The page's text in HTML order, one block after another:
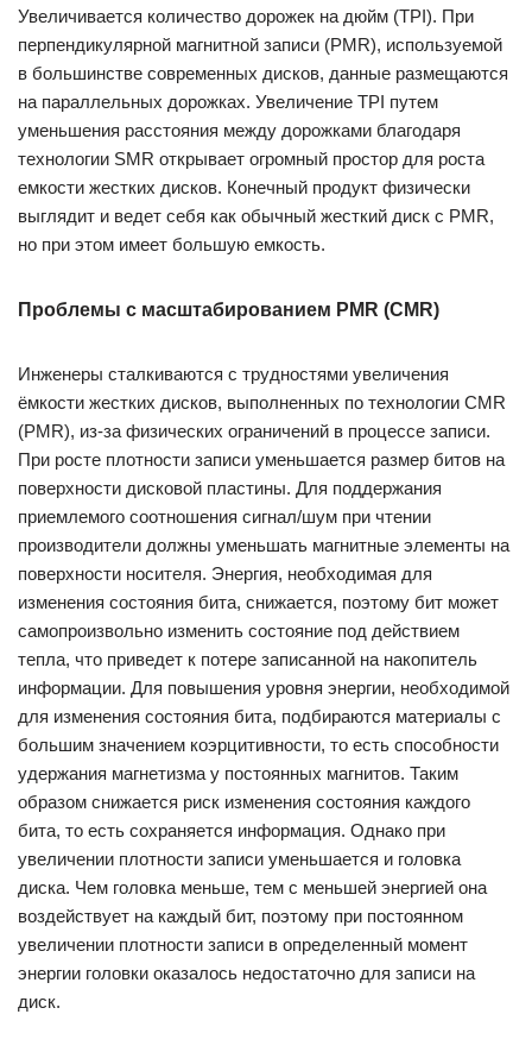
Увеличивается количество дорожек на дюйм (TPI). При
перпендикулярной магнитной записи (PMR), используемой
в большинстве современных дисков, данные размещаются
на параллельных дорожках. Увеличение TPI путем
уменьшения расстояния между дорожками благодаря
технологии SMR открывает огромный простор для роста
емкости жестких дисков. Конечный продукт физически
выглядит и ведет себя как обычный жесткий диск с PMR,
но при этом имеет большую емкость.
Проблемы с масштабированием PMR (CMR)
Инженеры сталкиваются с трудностями увеличения
ёмкости жестких дисков, выполненных по технологии CMR
(PMR), из-за физических ограничений в процессе записи.
При росте плотности записи уменьшается размер битов на
поверхности дисковой пластины. Для поддержания
приемлемого соотношения сигнал/шум при чтении
производители должны уменьшать магнитные элементы на
поверхности носителя. Энергия, необходимая для
изменения состояния бита, снижается, поэтому бит может
самопроизвольно изменить состояние под действием
тепла, что приведет к потере записанной на накопитель
информации. Для повышения уровня энергии, необходимой
для изменения состояния бита, подбираются материалы с
большим значением коэрцитивности, то есть способности
удержания магнетизма у постоянных магнитов. Таким
образом снижается риск изменения состояния каждого
бита, то есть сохраняется информация. Однако при
увеличении плотности записи уменьшается и головка
диска. Чем головка меньше, тем с меньшей энергией она
воздействует на каждый бит, поэтому при постоянном
увеличении плотности записи в определенный момент
энергии головки оказалось недостаточно для записи на
диск.